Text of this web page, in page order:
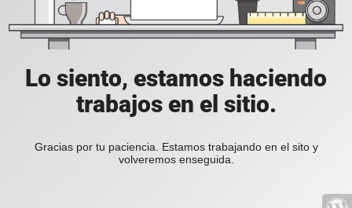
Lo siento, estamos haciendo
trabajos en el sitio.
Gracias por tu paciencia. Estamos trabajando en el sito y
volveremos enseguida.